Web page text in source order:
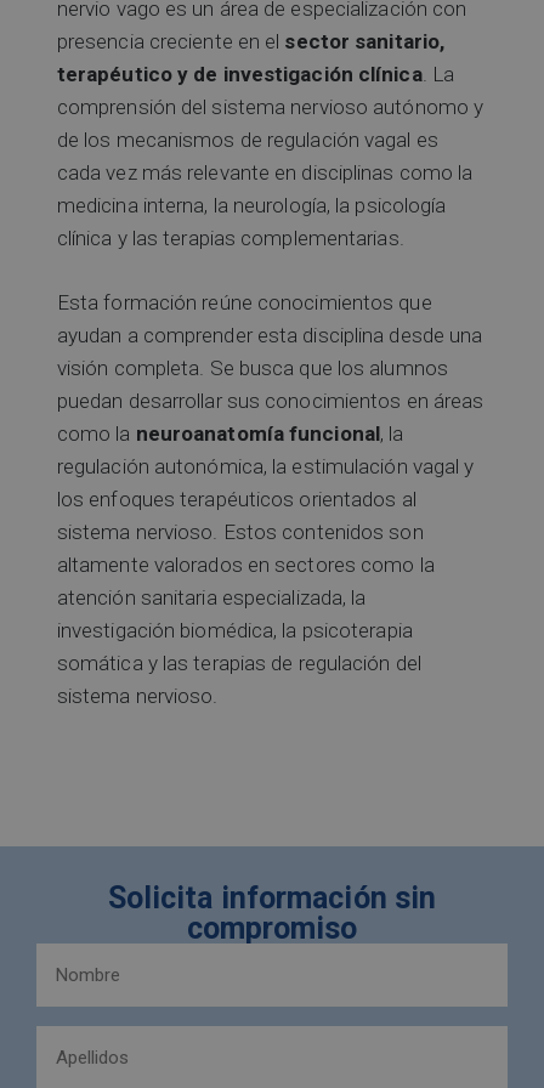
nervio vago es un área de especialización con
presencia creciente en el sector sanitario,
terapéutico y de investigación clínica. La
comprensión del sistema nervioso autónomo y
de los mecanismos de regulación vagal es
cada vez más relevante en disciplinas como la
medicina interna, la neurología, la psicología
clínica y las terapias complementarias.
Esta formación reúne conocimientos que
ayudan a comprender esta disciplina desde una
visión completa. Se busca que los alumnos
puedan desarrollar sus conocimientos en áreas
como la neuroanatomía funcional, la
regulación autonómica, la estimulación vagal y
los enfoques terapéuticos orientados al
sistema nervioso. Estos contenidos son
altamente valorados en sectores como la
atención sanitaria especializada, la
investigación biomédica, la psicoterapia
somática y las terapias de regulación del
sistema nervioso.
Solicita información sin
compromiso
apellidos
(Obligatorio)